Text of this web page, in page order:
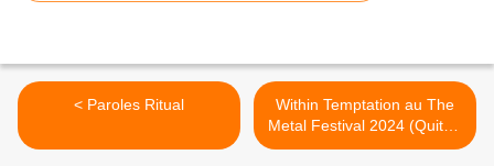
< Paroles Ritual
Within Temptation au The
Metal Festival 2024 (Quito -
Equateur) >